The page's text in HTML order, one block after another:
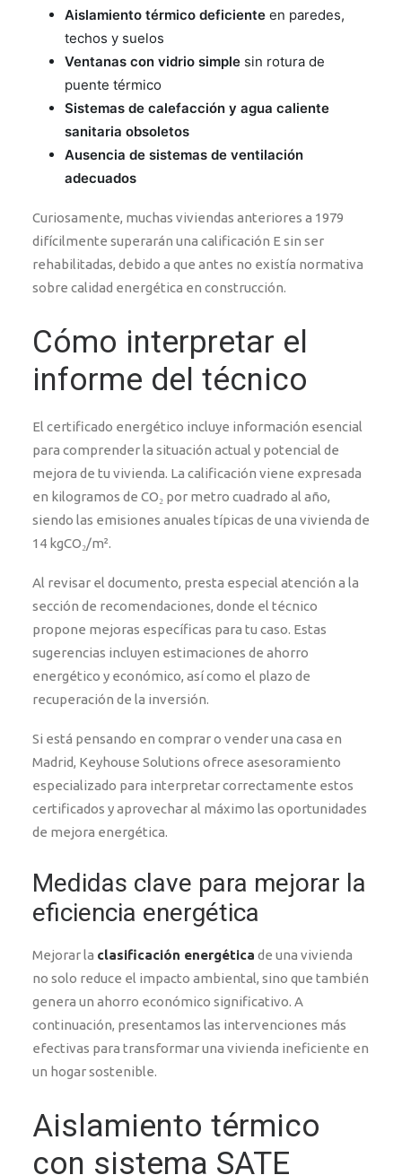
Aislamiento térmico deficiente en paredes,
techos y suelos
Ventanas con vidrio simple sin rotura de
puente térmico
Sistemas de calefacción y agua caliente
sanitaria obsoletos
Ausencia de sistemas de ventilación
adecuados
Curiosamente, muchas viviendas anteriores a 1979
difícilmente superarán una calificación E sin ser
rehabilitadas, debido a que antes no existía normativa
sobre calidad energética en construcción.
Cómo interpretar el
informe del técnico
El certificado energético incluye información esencial
para comprender la situación actual y potencial de
mejora de tu vivienda. La calificación viene expresada
en kilogramos de CO₂ por metro cuadrado al año,
siendo las emisiones anuales típicas de una vivienda de
14 kgCO₂/m².
Al revisar el documento, presta especial atención a la
sección de recomendaciones, donde el técnico
propone mejoras específicas para tu caso. Estas
sugerencias incluyen estimaciones de ahorro
energético y económico, así como el plazo de
recuperación de la inversión.
Si está pensando en comprar o vender una casa en
Madrid, Keyhouse Solutions ofrece asesoramiento
especializado para interpretar correctamente estos
certificados y aprovechar al máximo las oportunidades
de mejora energética.
Medidas clave para mejorar la
eficiencia energética
Mejorar la clasificación energética de una vivienda
no solo reduce el impacto ambiental, sino que también
genera un ahorro económico significativo. A
continuación, presentamos las intervenciones más
efectivas para transformar una vivienda ineficiente en
un hogar sostenible.
Aislamiento térmico
con sistema SATE